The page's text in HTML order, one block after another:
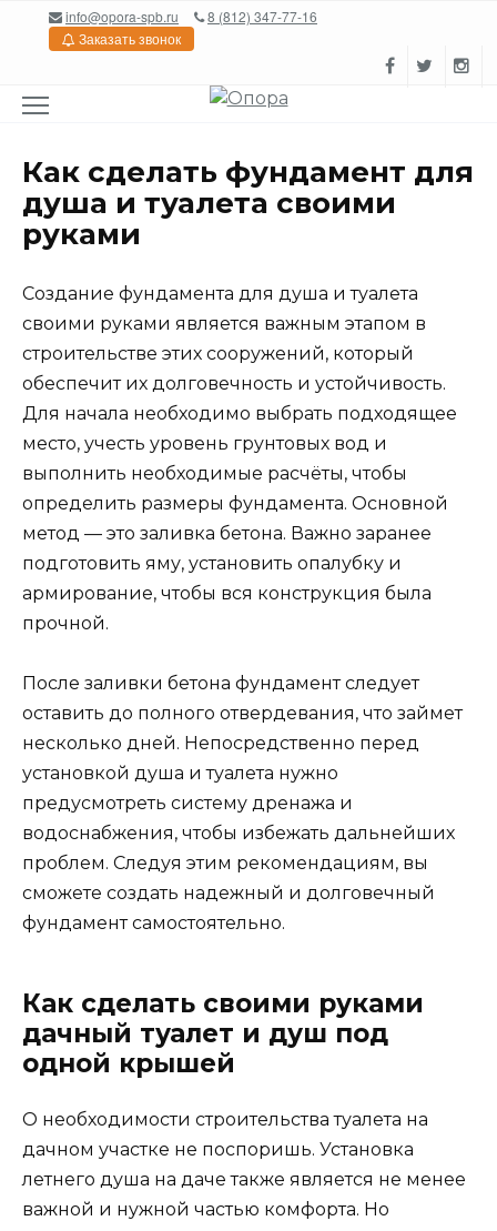
Перейтиinfo@opora-spb.ru
8 (812) 347-77-16
Заказать звонок
Как сделать фундамент для
душа и туалета своими
руками
Создание фундамента для душа и туалета
своими руками является важным этапом в
строительстве этих сооружений, который
обеспечит их долговечность и устойчивость.
Для начала необходимо выбрать подходящее
место, учесть уровень грунтовых вод и
выполнить необходимые расчёты, чтобы
определить размеры фундамента. Основной
метод — это заливка бетона. Важно заранее
подготовить яму, установить опалубку и
армирование, чтобы вся конструкция была
прочной.
После заливки бетона фундамент следует
оставить до полного отвердевания, что займет
несколько дней. Непосредственно перед
установкой душа и туалета нужно
предусмотреть систему дренажа и
водоснабжения, чтобы избежать дальнейших
проблем. Следуя этим рекомендациям, вы
сможете создать надежный и долговечный
фундамент самостоятельно.
Как сделать своими руками
дачный туалет и душ под
одной крышей
О необходимости строительства туалета на
дачном участке не поспоришь. Установка
летнего душа на даче также является не менее
важной и нужной частью комфорта. Но